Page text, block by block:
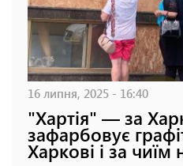
16 липня, 2025 - 16:40
"Хартія" — за
зафарбовує
Харкові і за чиїм